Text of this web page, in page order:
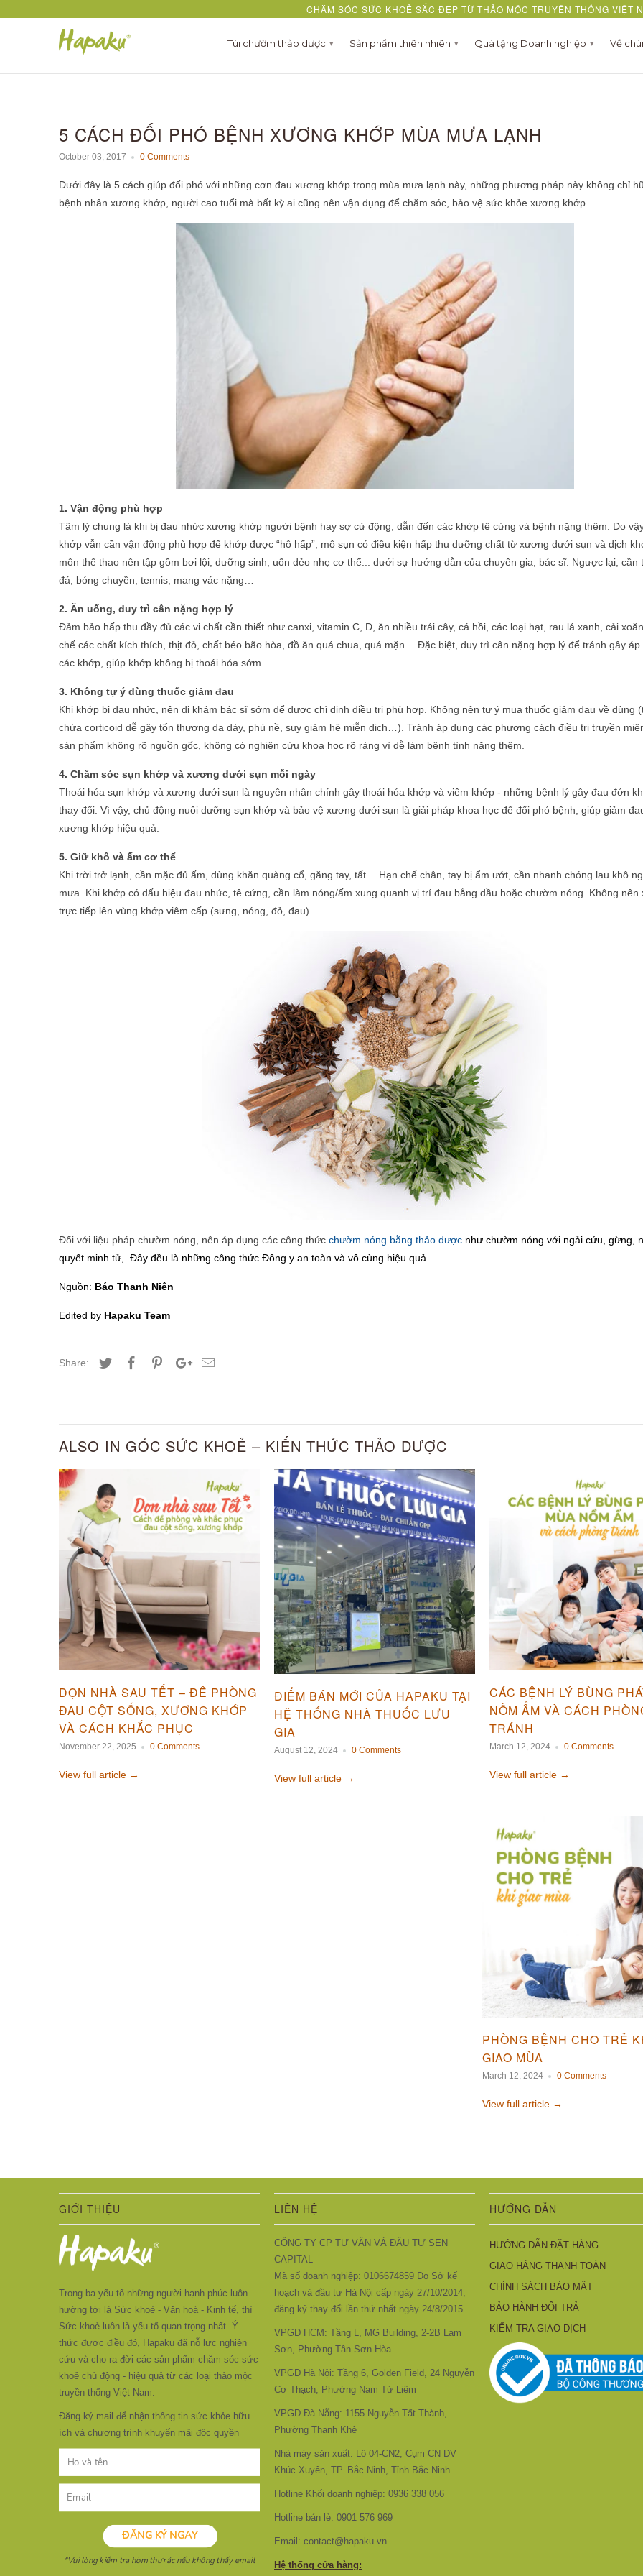
5 CÁCH ĐỐI PHÓ BỆNH XƯƠNG KHỚP MÙA MƯA LẠNH
October 03, 2017 0 Comments
Dưới đây là 5 cách giúp đối phó với những cơn đau xương khớp trong mùa mưa lạnh này, những phương pháp này không chỉ
bệnh nhân xương khớp, người cao tuổi mà bất kỳ ai cũng nên vận dụng để chăm sóc, bảo vệ sức khỏe xương khớp.
1. Vận động phù hợp
Tâm lý chung là khi bị đau nhức xương khớp người bệnh hay sợ cử động, dẫn đến các khớp tê cứng và bệnh nặng thêm. Do
khớp vẫn cần vận động phù hợp để khớp được “hô hấp”, mô sụn có điều kiện hấp thu dưỡng chất từ xương dưới sụn và dịch
môn thể thao nên tập gồm bơi lội, dưỡng sinh, uốn dẻo nhẹ cơ thể... dưới sự hướng dẫn của chuyên gia, bác sĩ. Ngược lại, cần
đá, bóng chuyền, tennis, mang vác nặng…
2. Ăn uống, duy trì cân nặng hợp lý
Đảm bảo hấp thu đầy đủ các vi chất cần thiết như canxi, vitamin C, D, ăn nhiều trái cây, cá hồi, các loại hạt, rau lá xanh, cải
chế các chất kích thích, thịt đỏ, chất béo bão hòa, đồ ăn quá chua, quá mặn… Đặc biệt, duy trì cân nặng hợp lý để tránh gây áp
các khớp, giúp khớp không bị thoái hóa sớm.
3. Không tự ý dùng thuốc giảm đau
Khi khớp bị đau nhức, nên đi khám bác sĩ sớm để được chỉ định điều trị phù hợp. Không nên tự ý mua thuốc giảm đau về dùng
chứa corticoid dễ gây tổn thương dạ dày, phù nề, suy giảm hệ miễn dịch…). Tránh áp dụng các phương cách điều trị truyền
sản phẩm không rõ nguồn gốc, không có nghiên cứu khoa học rõ ràng vì dễ làm bệnh tình nặng thêm.
4. Chăm sóc sụn khớp và xương dưới sụn mỗi ngày
Thoái hóa sụn khớp và xương dưới sụn là nguyên nhân chính gây thoái hóa khớp và viêm khớp - những bệnh lý gây đau đớn
thay đổi. Vì vậy, chủ động nuôi dưỡng sụn khớp và bảo vệ xương dưới sụn là giải pháp khoa học để đối phó bệnh, giúp giảm
xương khớp hiệu quả.
5. Giữ khô và ấm cơ thể
Khi trời trở lạnh, cần mặc đủ ấm, dùng khăn quàng cổ, găng tay, tất… Hạn chế chân, tay bị ẩm ướt, cần nhanh chóng lau khô
mưa. Khi khớp có dấu hiệu đau nhức, tê cứng, cần làm nóng/ấm xung quanh vị trí đau bằng dầu hoặc chườm nóng. Không nên
trực tiếp lên vùng khớp viêm cấp (sưng, nóng, đỏ, đau).
Đối với liệu pháp chườm nóng, nên áp dụng các công thức chườm nóng bằng thảo dược như chườm nóng với ngải cứu, gừng,
quyết minh tử,..Đây đều là những công thức Đông y an toàn và vô cùng hiệu quả.
Nguồn: Báo Thanh Niên
Edited by Hapaku Team
Share:
ALSO IN GÓC SỨC KHOẺ – KIẾN THỨC THẢO DƯỢC
DỌN NHÀ SAU TẾT – ĐỀ PHÒNG
ĐAU CỘT SỐNG, XƯƠNG KHỚP
VÀ CÁCH KHẮC PHỤC
November 22, 2025 0 Comments
View full article →
ĐIỂM BÁN MỚI CỦA HAPAKU TẠI
HỆ THỐNG NHÀ THUỐC LƯU
GIA
August 12, 2024 0 Comments
View full article →
CÁC BỆNH LÝ BÙNG
NỒM ẨM VÀ CÁCH
TRÁNH
March 12, 2024 0 Comments
View full article →
PHÒNG BỆNH CHO TRẺ
GIAO MÙA
March 12, 2024 0 Comments
View full article →
GIỚI THIỆU
Trong ba yếu tố những người hạnh phúc luôn
hướng tới là Sức khoẻ - Văn hoá - Kinh tế, thì
Sức khoẻ luôn là yếu tố quan trọng nhất. Ý
thức được điều đó, Hapaku đã nỗ lực nghiên
cứu và cho ra đời các sản phẩm chăm sóc sức
khoẻ chủ động - hiệu quả từ các loại thảo mộc
truyền thống Việt Nam.
Đăng ký mail để nhận thông tin sức khỏe hữu
ích và chương trình khuyến mãi độc quyền
LIÊN HỆ
CÔNG TY CP TƯ VẤN VÀ ĐẦU TƯ SEN
CAPITAL
Mã số doanh nghiệp: 0106674859 Do Sở kế
hoạch và đầu tư Hà Nội cấp ngày 27/10/2014,
đăng ký thay đổi lần thứ nhất ngày 24/8/2015
VPGD HCM: Tầng L, MG Building, 2-2B Lam
Sơn, Phường Tân Sơn Hòa
VPGD Hà Nội: Tầng 6, Golden Field, 24 Nguyễn
Cơ Thạch, Phường Nam Từ Liêm
VPGD Đà Nẵng: 1155 Nguyễn Tất Thành,
Phường Thanh Khê
Nhà máy sản xuất: Lô 04-CN2, Cụm CN DV
Khúc Xuyên, TP. Bắc Ninh, Tỉnh Bắc Ninh
Hotline Khối doanh nghiệp: 0936 338 056
Hotline bán lẻ: 0901 576 969
Email: contact@hapaku.vn
Hệ thống cửa hàng:
HƯỚNG DẪN
HƯỚNG DẪN ĐẶT HÀNG
GIAO HÀNG THANH TOÁN
CHÍNH SÁCH BẢO MẬT
BẢO HÀNH ĐỔI TRẢ
KIỂM TRA GIAO DỊCH
CHĂM SÓC SỨC KHOẺ SẮC ĐẸP TỪ THẢO MỘC TRUYỀN THỐNG VIỆT
Túi chườm thảo dược ▾ Sản phẩm thiên nhiên ▾ Quà tặng Doanh nghiệp ▾ Về